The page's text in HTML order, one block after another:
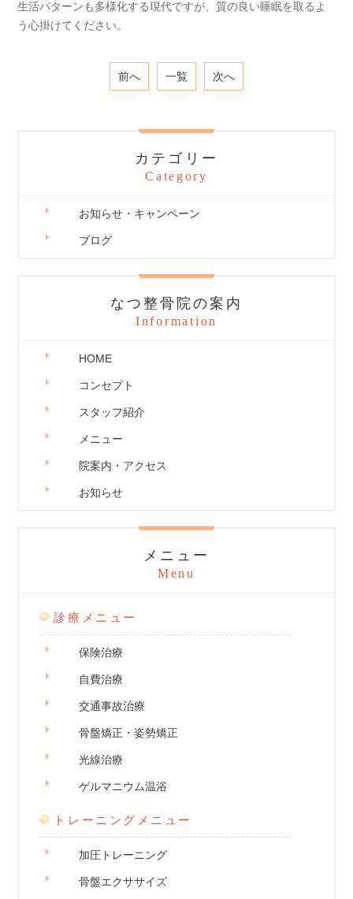
生活パターンも多様化する現代ですが、質の良い睡眠を取るよ
う心掛けてください。
前へ 一覧 次へ
カテゴリー
Category
お知らせ・キャンペーン
ブログ
なつ整骨院の案内
Information
HOME
コンセプト
スタッフ紹介
メニュー
院案内・アクセス
お知らせ
メニュー
Menu
診療メニュー
保険治療
自費治療
交通事故治療
骨盤矯正・姿勢矯正
光線治療
ゲルマニウム温浴
トレーニングメニュー
加圧トレーニング
骨盤エクササイズ